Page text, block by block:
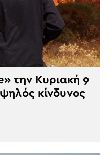
την Κυριακή 9
κίνδυνος